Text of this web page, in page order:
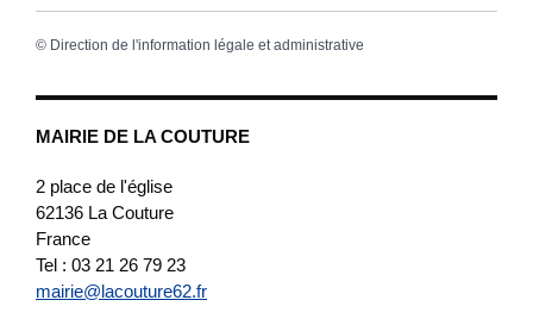
MAIRIE DE LA COUTURE
2 place de l'église
62136 La Couture
France
Tel : 03 21 26 79 23
mairie@lacouture62.fr
© Direction de l'information légale et administrative